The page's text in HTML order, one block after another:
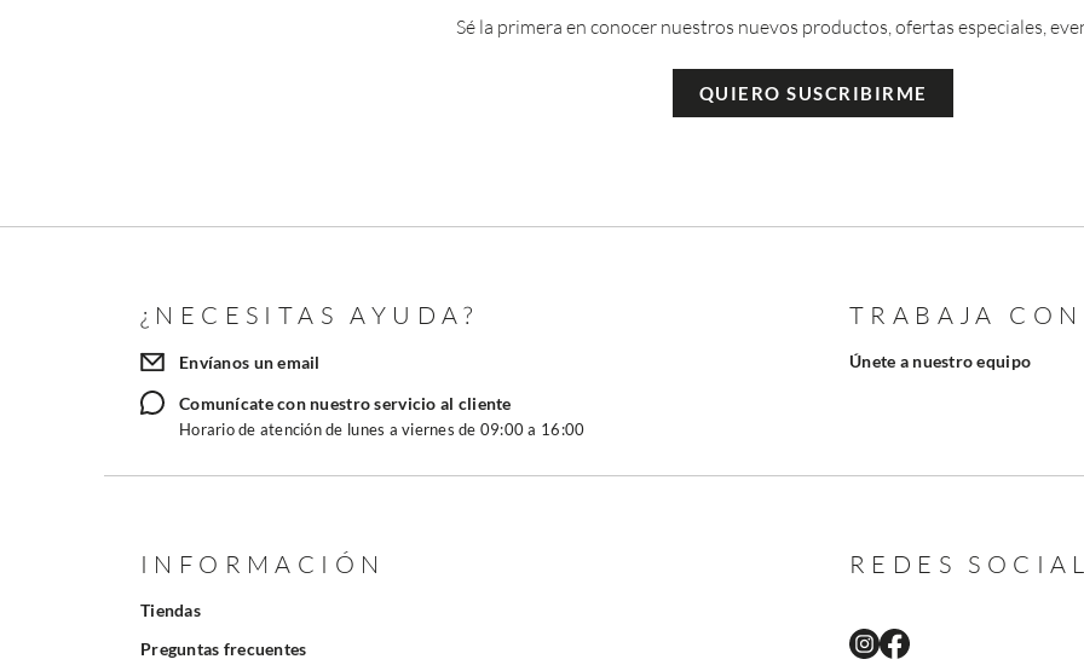
Sé la primera en conocer nuestros nuevos productos, ofertas especiales,
QUIERO SUSCRIBIRME
¿NECESITAS AYUDA?
Envíanos un email
Comunícate con nuestro servicio al cliente
Horario de atención de lunes a viernes de 09:00 a 16:00
TRABAJA
Únete a nuestro equipo
INFORMACIÓN
Tiendas
Preguntas frecuentes
REDES